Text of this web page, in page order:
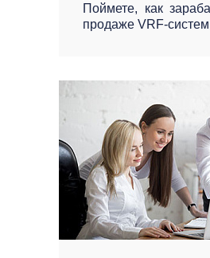
Поймете, как
продаже VRF-систем